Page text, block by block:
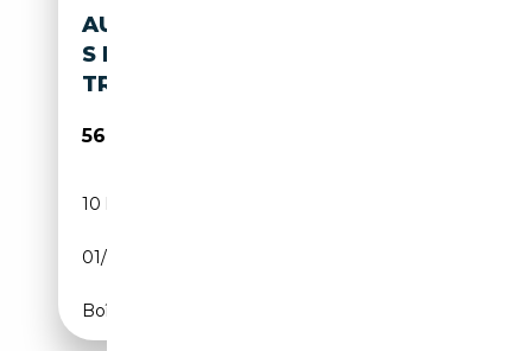
AUDI Q3 SPORTBACK 2.0 TDI
S LINE EDITION 150CV S-
TRONIC
56 900€
10 km
01/2026
Boîte automatique